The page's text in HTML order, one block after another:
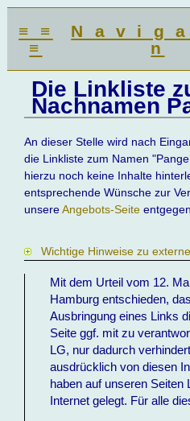
≡ ≡
≡
N a v i g
n
Die Linkliste
Nachnamen
An dieser Stelle wird nach
die Linkliste zum Namen
hierzu noch keine Inhalte
entsprechende Wünsche zur
unsereAngebots-Seite
Wichtige Hinweise zu
Mit dem Urteil vom 12.
Hamburg entschieden,
Ausbringung eines Links
Seite ggf. mit zu
LG, nur dadurch
ausdrücklich von diesen
haben auf unseren Seiten
Internet gelegt. Für alle